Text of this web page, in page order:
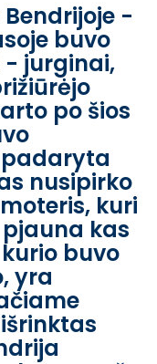
-
buvo
- jurginai,
po šios
nusipirko
kuri
kas
buvo
yra